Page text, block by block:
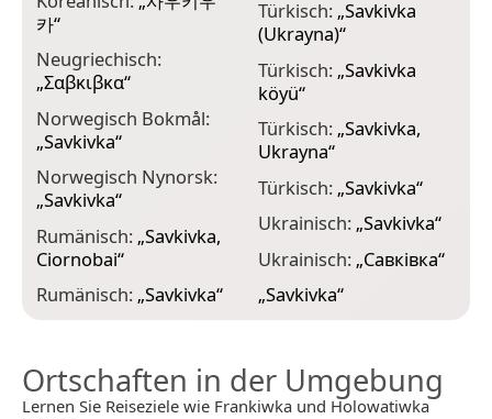
카“
Neugriechisch:
„Σαβκιβκα“
Norwegisch Bokmål:
„Savkivka“
Norwegisch Nynorsk:
„Savkivka“
Rumänisch: „Savkivka,
Ciornobai“
Rumänisch: „Savkivka“
Türkisch: „Savkivka
(Ukrayna)“
Türkisch: „Savkivka
köyü“
Türkisch: „Savkivka,
Ukrayna“
Türkisch: „Savkivka“
Ukrainisch: „Savkivka“
Ukrainisch: „Савківка“
„Savkivka“
Ortschaften in der Umgebung
Lernen Sie Reiseziele wie Frankiwka und Holowatiwka